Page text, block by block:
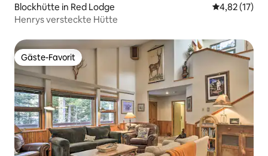
Blockhütte in Red Lodge
4,82 (17)
Henrys versteckte Hütte
Gäste-Favorit
Gäste-Favorit